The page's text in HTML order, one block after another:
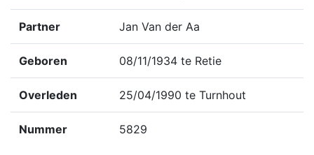
Partner Jan Van der Aa
Geboren 08/11/1934 te Retie
Overleden 25/04/1990 te Turnhout
Nummer 5829